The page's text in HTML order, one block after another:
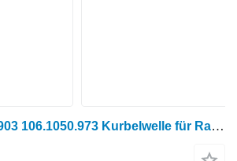
Lombardini LDW903 106.1050.973 Kurbelwelle für Radtraktor